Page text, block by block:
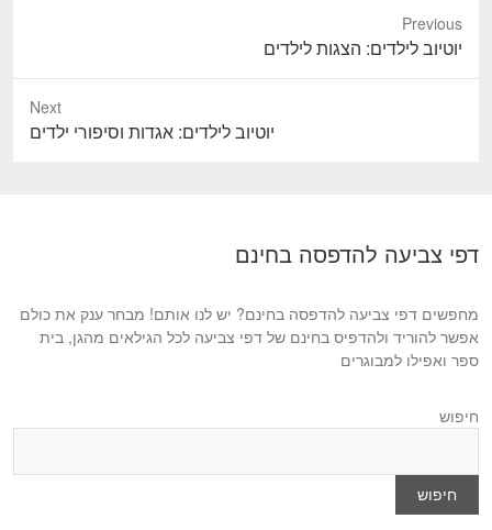
Previous
P
r
p
s
t
:
יוטיוב לילדים: הצגות לילדים
Next
o
t
:
יוטיוב לילדים: אגדות וסיפורי ילדים
דפי צביעה להדפסה בחינם
מחפשים דפי צביעה להדפסה בחינם? יש לנו אותם! מבחר ענק את כולם
אפשר להוריד ולהדפיס בחינם של דפי צביעה לכל הגילאים מהגן, בית
ספר ואפילו למבוגרים
חיפוש
חיפוש